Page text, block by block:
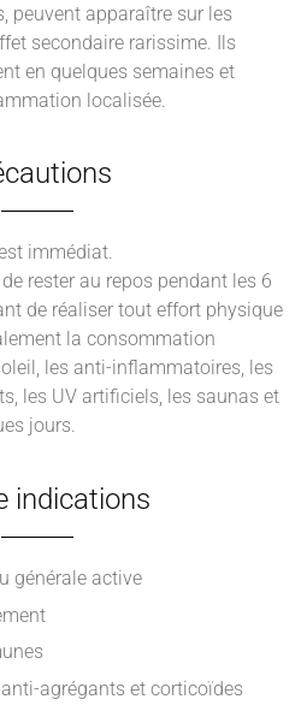
peuvent apparaître sur les
secondaire rarissime. Ils
en quelques semaines et
localisée.
immédiat.
rester au repos pendant les 6
de réaliser tout effort physique
la consommation
les anti-inflammatoires, les
les UV artificiels, les saunas et
jours.
indications
générale active
agrégants et corticoïdes